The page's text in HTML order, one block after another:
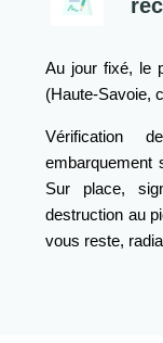
Au jour fixé, le
(Haute-Savoie,
Vérification
embarquement
Sur place,
destruction au
vous reste,